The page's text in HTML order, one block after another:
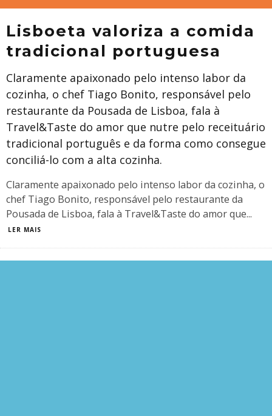
Lisboeta valoriza a comida
tradicional portuguesa
Claramente apaixonado pelo intenso labor da
cozinha, o chef Tiago Bonito, responsável pelo
restaurante da Pousada de Lisboa, fala à
Travel&Taste do amor que nutre pelo receituário
tradicional português e da forma como consegue
conciliá-lo com a alta cozinha.
Claramente apaixonado pelo intenso labor da cozinha, o
chef Tiago Bonito, responsável pelo restaurante da
Pousada de Lisboa, fala à Travel&Taste do amor que...
LER MAIS